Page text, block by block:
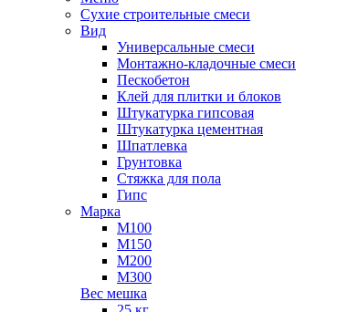
Сухие строительные смеси
Вид
Универсальные смеси
Монтажно-кладочные смеси
Пескобетон
Клей для плитки и блоков
Штукатурка гипсовая
Штукатурка цементная
Шпатлевка
Грунтовка
Стяжка для пола
Гипс
Марка
М100
М150
М200
М300
Вес мешка